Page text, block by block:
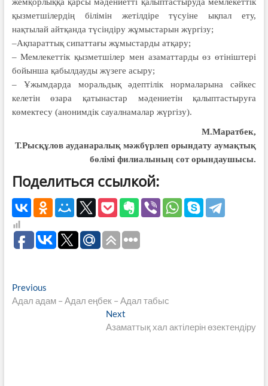
қызметшілердің білімін жетілдіре түсуіне ықпал ету,
нақтылай айтқанда түсіндіру жұмыстарын жүргізу;
–Ақпараттық сипаттағы жұмыстарды атқару;
– Мемлекеттік қызметшілер мен азаматтарды өз өтініштері
бойынша қабылдауды жүзеге асыру;
– Ұжымдарда моральдық әдептілік нормаларына сәйкес
келетін өзара қатынастар мәдениетін қалыптастыруға
көмектесу (анонимдік сауалнамалар жүргізу).
М.Маратбек,
Т.Рысқұлов ауданаралық мәжбүрлеп орындату аумақтық
бөлімі филиалының сот орындаушысы.
Поделиться ссылкой:
Навигация
по
PreviousPrevious
post:
Адал адам – Адал еңбек – Адал табыс
Next
post:
Азаматтық хал актілерін өзектендіру